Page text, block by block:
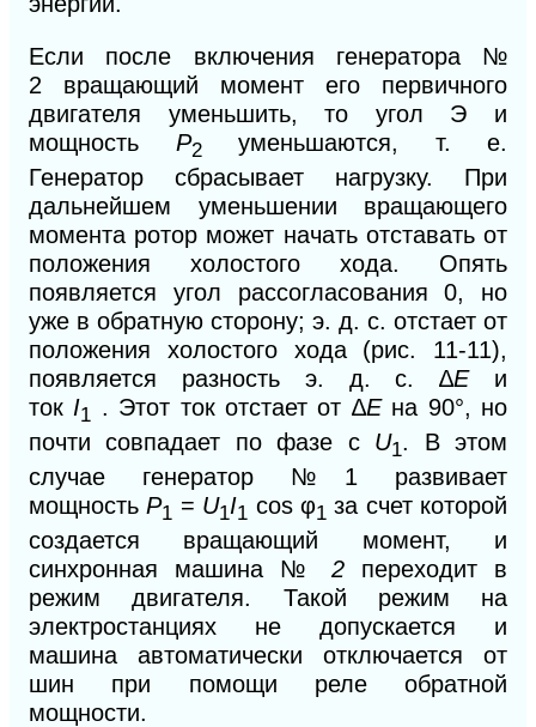
Если после включения генератора №
2
вращающий момент его первичного
двигателя уменьшить, то угол Э и
мощность Р2
уменьшаются, т. е.
Генератор сбрасывает нагрузку. При
дальнейшем уменьшении вращающего
момента ротор может начать отставать от
положения холостого хода. Опять
появляется угол рассогласования 0, но
уже в обратную сторону; э. д. с. отстает от
положения холостого хода (рис. 11-11),
появляется разность э. д. с. ∆E
и
ток I1 . Этот ток отстает от ∆E на 90°, но
почти совпадает по фазе с U1.
В этом
случае генератор №1 развивает
мощностьР1 = U1I1 cos φ1 за счет которой
создается вращающий момент, и
синхронная машина № 2 переходит в
режим двигателя. Такой режим на
электростанциях не допускается и
машина автоматически отключается от
шин при помощи реле обратной
мощности.